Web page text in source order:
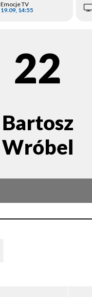
Emocje TV
19.09, 14:55
22
Bartosz
Wróbel